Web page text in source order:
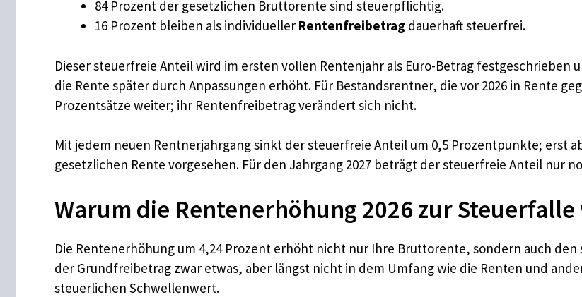
84 Prozent der gesetzlichen Bruttorente sind steuerpflichtig.
16 Prozent bleiben als individueller Rentenfreibetrag dauerhaft steuerfrei.
Dieser steuerfreie Anteil wird im ersten vollen Rentenjahr als Euro-Betrag
die Rente später durch Anpassungen erhöht. Für Bestandsrentner, die vor 2026 in Rente
Prozentsätze weiter; ihr Rentenfreibetrag verändert sich nicht.
Mit jedem neuen Rentnerjahrgang sinkt der steuerfreie Anteil um 0,5 Prozentpunkte; erst
gesetzlichen Rente vorgesehen. Für den Jahrgang 2027 beträgt der steuerfreie Anteil nur
Warum die Rentenerhöhung 2026 zur
Die Rentenerhöhung um 4,24 Prozent erhöht nicht nur Ihre Bruttorente, sondern auch
der Grundfreibetrag zwar etwas, aber längst nicht in dem Umfang wie die Renten und
steuerlichen Schwellenwert.